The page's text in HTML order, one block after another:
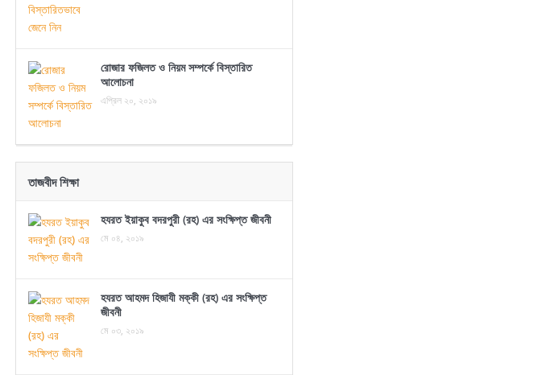
রোজার ফজিলত ও নিয়ম সম্পর্কে বিস্তারিত
আলোচনা
এপ্রিল ২০, ২০১৯
তাজবীদ শিক্ষা
হযরত ইয়াকুব বদরপুরী (রহ) এর সংক্ষিপ্ত জীবনী
মে ০৪, ২০১৯
হযরত আহমদ হিজাযী মক্কী (রহ) এর সংক্ষিপ্ত
জীবনী
মে ০৩, ২০১৯